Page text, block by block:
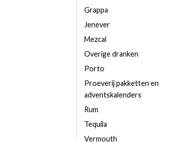
Grappa
Jenever
Mezcal
Overige dranken
Porto
Proeverij pakketten en
adventskalenders
Rum
Tequila
Vermouth